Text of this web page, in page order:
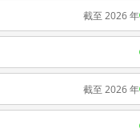
截至 2026 年
截至 2026 年